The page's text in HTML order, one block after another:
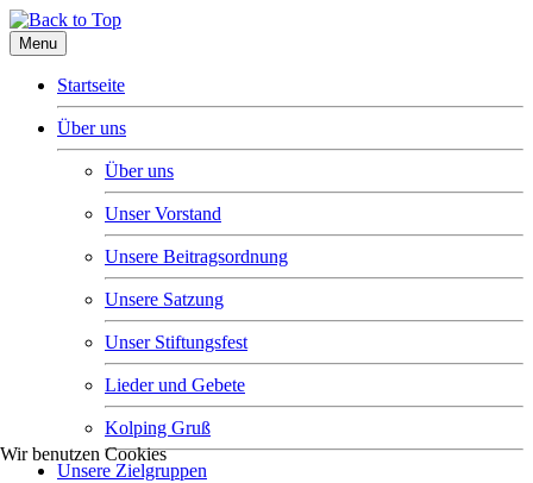
Menu
Startseite
Über uns
Über uns
Unser Vorstand
Unsere Beitragsordnung
Unsere Satzung
Unser Stiftungsfest
Lieder und Gebete
Kolping Gruß
Unsere Zielgruppen
Wir benutzen Cookies